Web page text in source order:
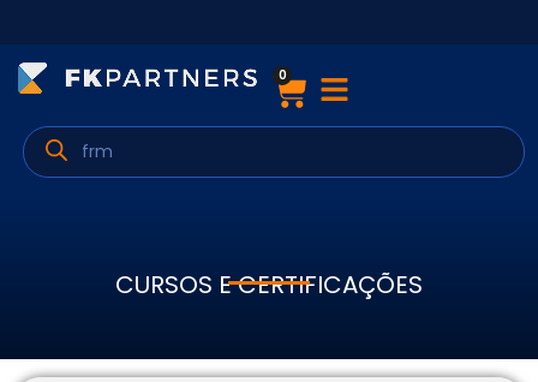
Cursos
Preparatórios Nacionais
0
CURSOS E CERTIFICAÇÕES